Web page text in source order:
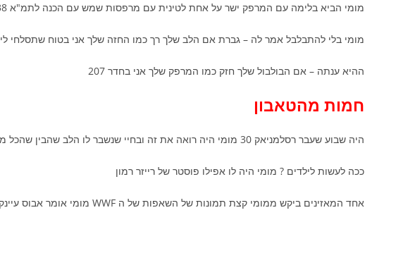
מומי הביא בלימה עם המרפק ישר על אחת לטינית עם מרפסות שמש עם הכנה לתמ"א 38 וממ"ד
מומי בלי להתבלבל אמר לה – גברת אם הלב שלך רך כמו החזה שלך אני בטוח שתסלחי לי
ההיא ענתה – אם הבולבול שלך חזק כמו המרפק שלך אני בחדר 207
חמות מהטאבון
היה שבוע שעבר רסלמניאק 30 מומי היה רואה את זה ובחיי שנשבר לו הלב שהבין שהכל מכור וזה לא אמת ממש מעשה רמייה
ככה לעשות לילדים ? מומי היה לו אפילו פוסטר של רייזר רמון
אחד המאזינים ביקש ממומי קצת תמונות של השאפות של ה WWF מומי אומר אבוס עיינק תפאדלו